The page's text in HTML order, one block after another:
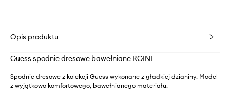
Opis produktu
Guess spodnie dresowe bawełniane RGINE
Spodnie dresowe z kolekcji Guess wykonane z gładkiej dzianiny. Model
z wyjątkowo komfortowego, bawełnianego materiału.